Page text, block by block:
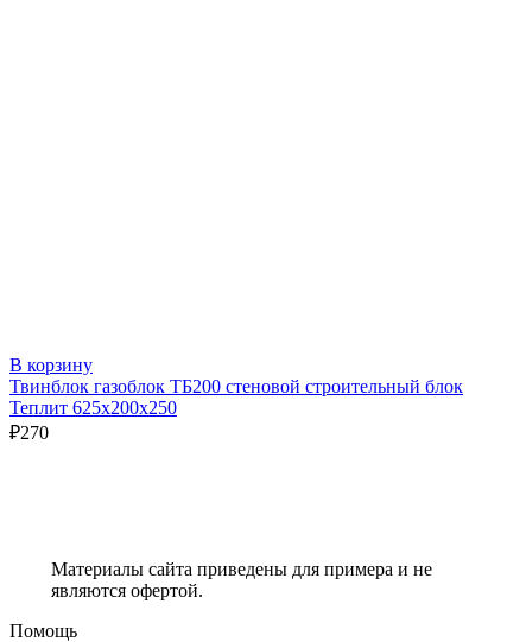
В корзину
Твинблок газоблок ТБ200 стеновой строительный блок
Теплит 625х200х250
₽270
Материалы сайта приведены для примера и не
являются офертой.
Помощь